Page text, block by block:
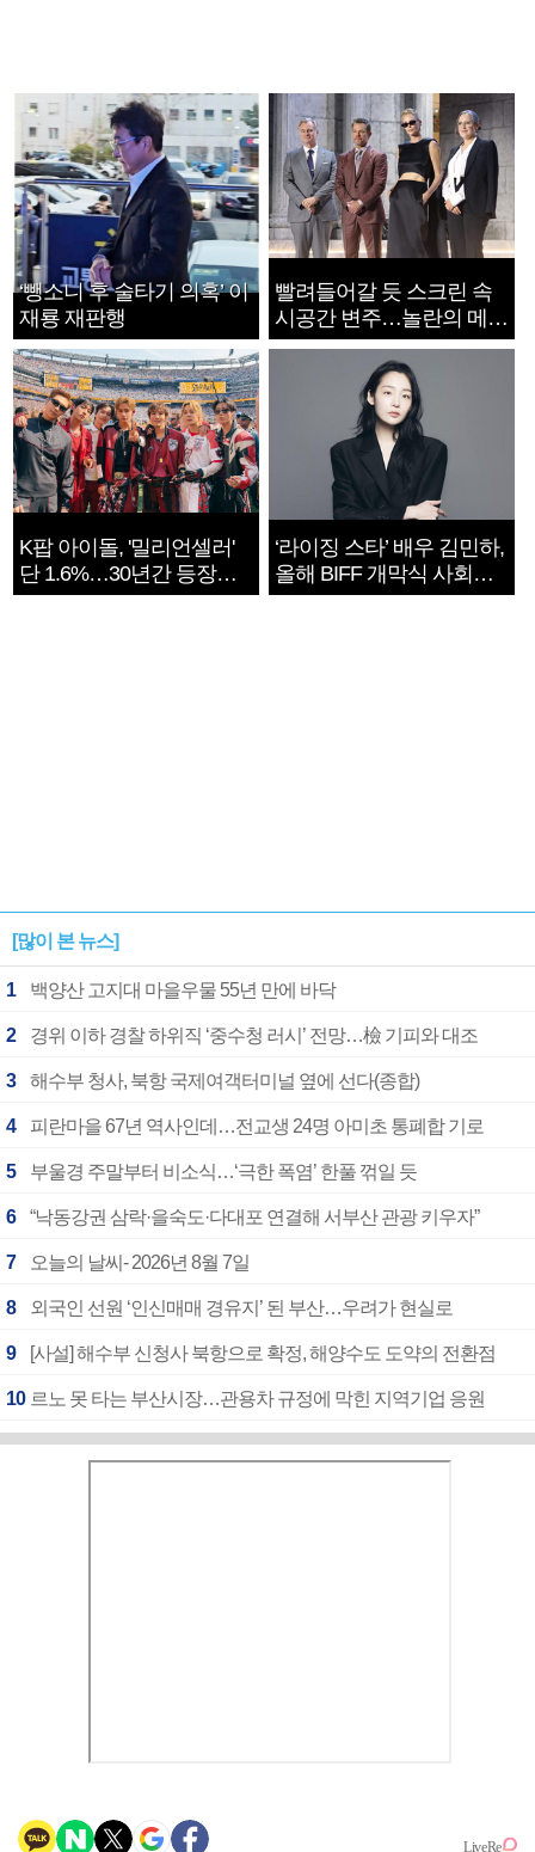
‘뺑소니 후 술타기 의혹’ 이
재룡 재판행
빨려들어갈 듯 스크린 속
시공간 변주…놀란의 메시
지는 ‘전쟁 속죄’
K팝 아이돌, '밀리언셀러'
단 1.6%…30년간 등장
1182개팀 전수조사
‘라이징 스타’ 배우 김민하,
올해 BIFF 개막식 사회자
확정
[많이 본 뉴스]
1 백양산 고지대 마을우물 55년 만에 바닥
2 경위 이하 경찰 하위직 ‘중수청 러시’ 전망…檢 기피와 대조
3 해수부 청사, 북항 국제여객터미널 옆에 선다(종합)
4 피란마을 67년 역사인데…전교생 24명 아미초 통폐합 기로
5 부울경 주말부터 비소식…‘극한 폭염’ 한풀 꺾일 듯
6 “낙동강권 삼락·을숙도·다대포 연결해 서부산 관광 키우자”
7 오늘의 날씨- 2026년 8월 7일
8 외국인 선원 ‘인신매매 경유지’ 된 부산…우려가 현실로
9 [사설] 해수부 신청사 북항으로 확정, 해양수도 도약의 전환점
10 르노 못 타는 부산시장…관용차 규정에 막힌 지역기업 응원